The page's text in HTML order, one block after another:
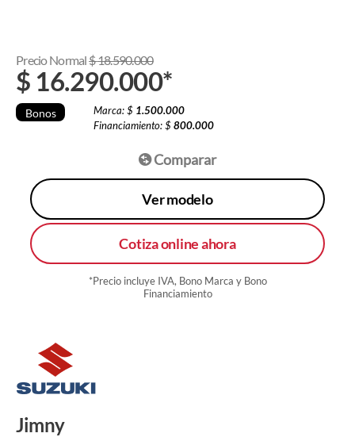
Precio Normal$18.590.000
$ 16.290.000*
Bonos Marca: $ 1.500.000
Financiamiento: $ 800.000
Comparar
Ver modelo
Cotiza online ahora
*Precio incluye IVA, Bono Marca y Bono
Financiamiento
Jimny